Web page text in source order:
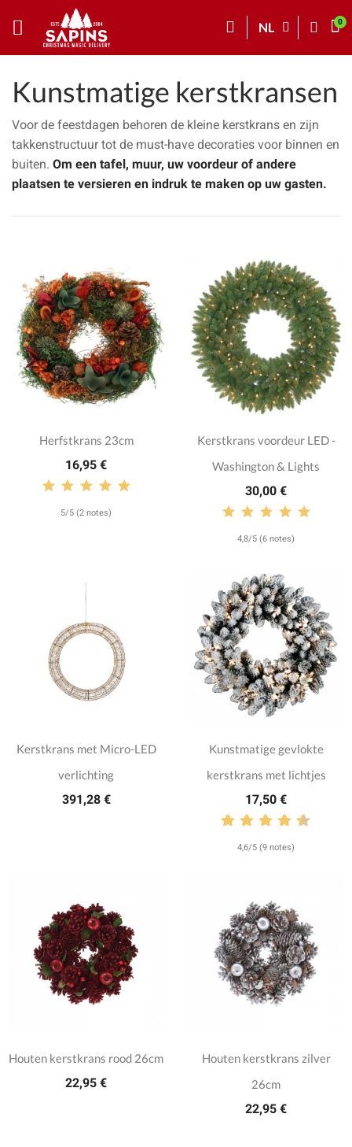
NL
Kunstmatige kerstkransen
Voor de feestdagen behoren de kleine kerstkrans en zijn
takkenstructuur tot de must-have decoraties voor binnen en
buiten. Om een tafel, muur, uw voordeur of andere
plaatsen te versieren en indruk te maken op uw gasten.
Herfstkrans 23cm
16,95 €
5/5 (2 notes)
Kerstkrans voordeur LED -
Washington & Lights
30,00 €
4,8/5 (6 notes)
Kerstkrans met Micro-LED
verlichting
391,28 €
Kunstmatige gevlokte
kerstkrans met lichtjes
17,50 €
4,6/5 (9 notes)
Houten kerstkrans rood 26cm
22,95 €
Houten kerstkrans zilver
26cm
22,95 €